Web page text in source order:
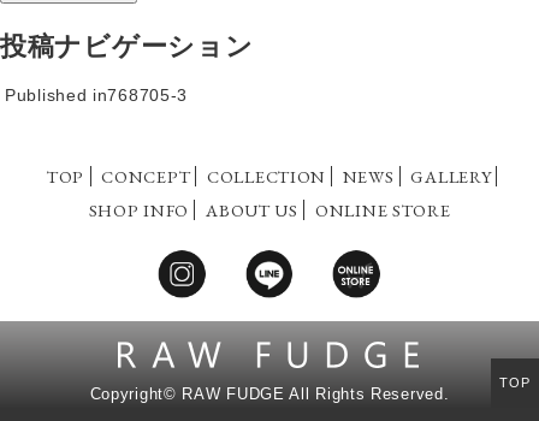
投稿ナビゲーション
Published in768705-3
TOP CONCEPT COLLECTION NEWS
GALLERY
SHOP INFO
ABOUT US ONLINE STORE
Copyright© RAW FUDGE All Rights Reserved.
TOP